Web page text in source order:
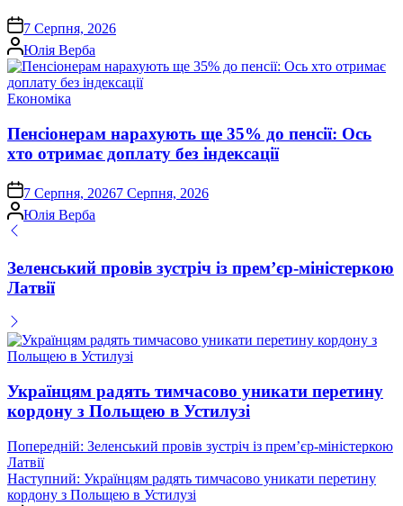
on 7 Серпня, 2026
Опубліковано
Юлія Верба
Опублікувати
Економіка
Пенсіонерам нарахують ще 35% до пенсії: Ось
хто отримає доплату без індексації
on 7 Серпня, 20267 Серпня, 2026
Опубліковано
Юлія Верба
Зеленський провів зустріч із прем’єр-міністеркою
Латвії
Українцям радять тимчасово уникати перетину
кордону з Польщею в Устилузі
Навігація
записів
Попередній: Зеленський провів зустріч із прем’єр-міністеркою
Латвії
Наступний: Українцям радять тимчасово уникати перетину
кордону з Польщею в Устилузі